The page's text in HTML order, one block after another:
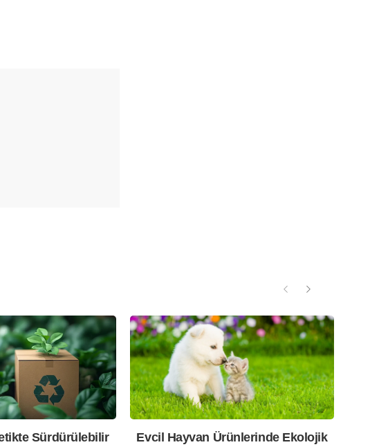
Sürdürülebilir
Evcil Hayvan Ürünlerinde Ekolojik